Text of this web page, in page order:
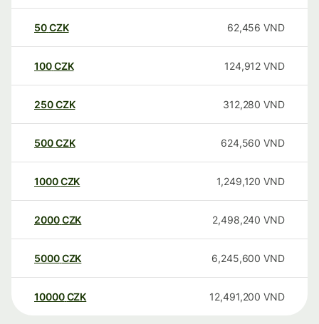
50CZK 62,456 VND
100CZK 124,912 VND
250CZK 312,280 VND
500CZK 624,560 VND
1000CZK 1,249,120 VND
2000CZK 2,498,240 VND
5000CZK 6,245,600 VND
10000 CZK 12,491,200 VND